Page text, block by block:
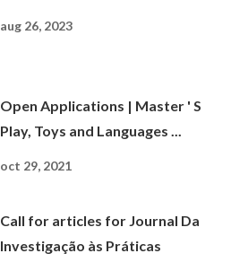
aug 26, 2023
Open Applications | Master ' S
Play, Toys and Languages ...
oct 29, 2021
Call for articles for Journal Da
Investigação às Práticas